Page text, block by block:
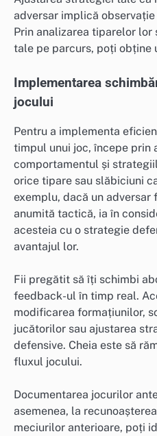
adversar implică
Prin analizarea tiparelor
tale pe parcurs, poți obține
Implementarea
jocului
Pentru a implementa
timpul unui joc, începe prin
comportamentul și
orice tipare sau slăbiciuni
exemplu, dacă un adversar
anumită tactică, ia în
acesteia cu o strategie
avantajul lor.
Fii pregătit să îți schimbi
feedback-ul în timp real.
modificarea formațiunilor,
jucătorilor sau ajustarea
defensive. Cheia este să
fluxul jocului.
Documentarea jocurilor
asemenea, la
meciurilor anterioare, poți